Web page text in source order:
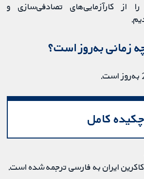
از کارآزمایی‌های تصادفی‌سازی و
زمانی به‌روز است؟
کامل
ایران به فارسی ترجمه شده است.